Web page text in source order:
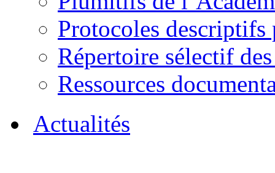
Protocoles descriptifs
Répertoire sélectif
Ressources
Actualités